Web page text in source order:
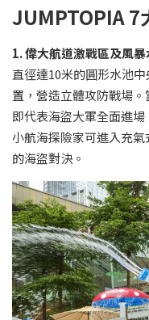
JUMPTOPIA 7
1. 偉大航道激戰區及風
直徑達10米的圓形水池
置，營造立體攻防戰場
即代表海盜大軍全面進
小航海探險家可進入充
的海盜對決。